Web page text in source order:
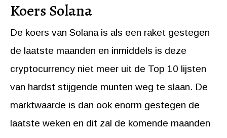
Koers Solana
De koers van Solana is als een raket gestegen
de laatste maanden en inmiddels is deze
cryptocurrency niet meer uit de Top 10 lijsten
van hardst stijgende munten weg te slaan. De
marktwaarde is dan ook enorm gestegen de
laatste weken en dit zal de komende maanden